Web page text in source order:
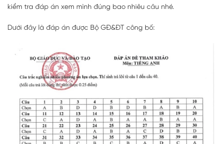
kiểm tra đáp án xem mình đúng bao nhiêu câu nhé.
Dưới đây là đáp án được Bộ GĐ&ĐT công bố: